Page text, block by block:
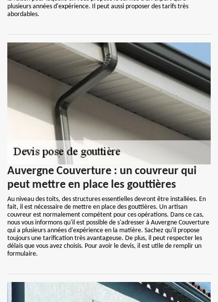
plusieurs années d'expérience. Il peut aussi proposer des tarifs très
abordables.
Auvergne Couverture : un couvreur qui
peut mettre en place les gouttières
Au niveau des toits, des structures essentielles devront être installées. En
fait, il est nécessaire de mettre en place des gouttières. Un artisan
couvreur est normalement compétent pour ces opérations. Dans ce cas,
nous vous informons qu'il est possible de s'adresser à Auvergne Couverture
qui a plusieurs années d'expérience en la matière. Sachez qu'il propose
toujours une tarification très avantageuse. De plus, il peut respecter les
délais que vous avez choisis. Pour avoir le devis, il est utile de remplir un
formulaire.